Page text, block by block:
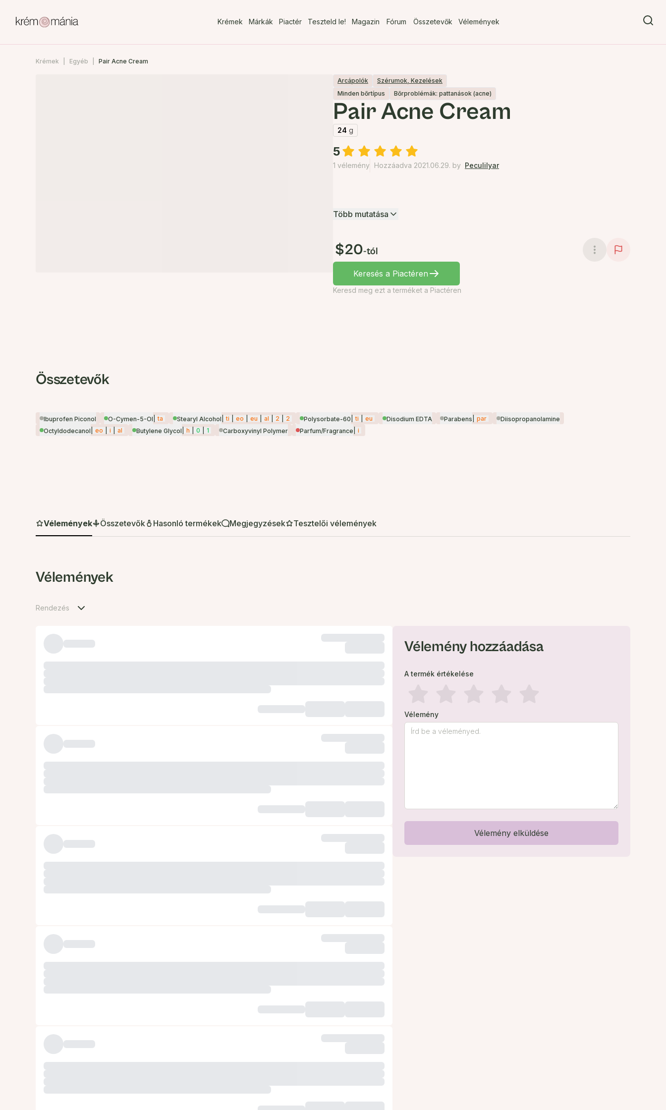
Krémek Márkák Piactér Teszteld le! Magazin Fórum Összetevők Vélemények
Krémek Egyéb Pair Acne Cream
Arcápolók
Szérumok, Kezelések
Minden bőrtípus
Bőrproblémák: pattanások (acne)
Pair Acne Cream
24 g
5
1 vélemény Hozzáadva 2021.06.29. by Peculilyar
Több mutatása
$20-tól
Keresés a Piactéren
Keresd meg ezt a terméket a Piactéren
Összetevők
Ibuprofen Piconol O-Cymen-5-Ol ta Stearyl Alcohol ti eo eu al 2 2 Polysorbate-60 ti eu Disodium EDTA Parabens par
Diisopropanolamine
Octyldodecanol
eo i al Butylene Glycol h 0 1 Carboxyvinyl Polymer Parfum/Fragrance i
Vélemények Összetevők Hasonló termékek Megjegyzések Tesztelői vélemények
Vélemények
Rendezés
Vélemény hozzáadása
A termék értékelése
Vélemény
Vélemény elküldése